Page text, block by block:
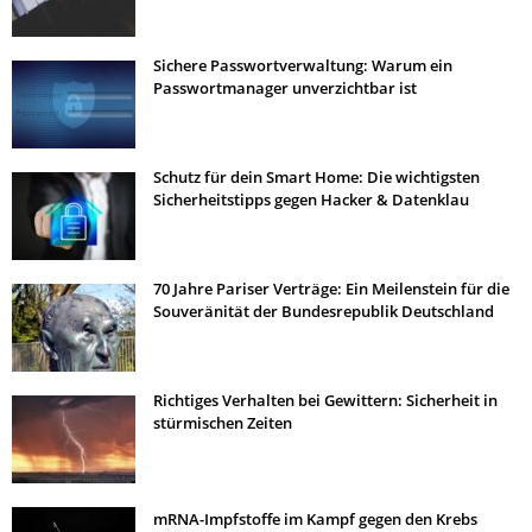
Sichere Passwortverwaltung: Warum ein
Passwortmanager unverzichtbar ist
Schutz für dein Smart Home: Die wichtigsten
Sicherheitstipps gegen Hacker & Datenklau
70 Jahre Pariser Verträge: Ein Meilenstein für die
Souveränität der Bundesrepublik Deutschland
Richtiges Verhalten bei Gewittern: Sicherheit in
stürmischen Zeiten
mRNA-Impfstoffe im Kampf gegen den Krebs